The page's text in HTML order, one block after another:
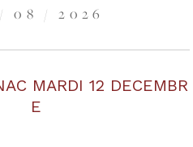
08 / 2026
MARDI 12 DECEMBR
E